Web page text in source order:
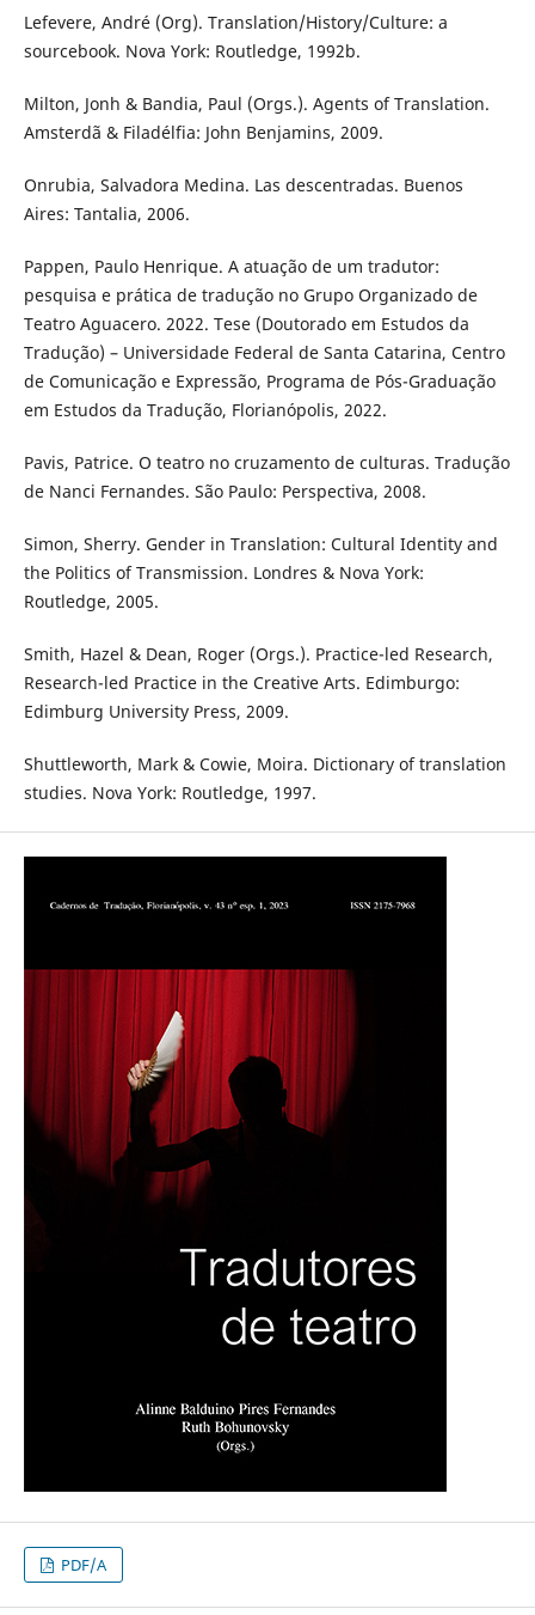
Lefevere, André (Org). Translation/History/Culture: a
sourcebook. Nova York: Routledge, 1992b.
Milton, Jonh & Bandia, Paul (Orgs.). Agents of Translation.
Amsterdã & Filadélfia: John Benjamins, 2009.
Onrubia, Salvadora Medina. Las descentradas. Buenos
Aires: Tantalia, 2006.
Pappen, Paulo Henrique. A atuação de um tradutor:
pesquisa e prática de tradução no Grupo Organizado de
Teatro Aguacero. 2022. Tese (Doutorado em Estudos da
Tradução) – Universidade Federal de Santa Catarina, Centro
de Comunicação e Expressão, Programa de Pós-Graduação
em Estudos da Tradução, Florianópolis, 2022.
Pavis, Patrice. O teatro no cruzamento de culturas. Tradução
de Nanci Fernandes. São Paulo: Perspectiva, 2008.
Simon, Sherry. Gender in Translation: Cultural Identity and
the Politics of Transmission. Londres & Nova York:
Routledge, 2005.
Smith, Hazel & Dean, Roger (Orgs.). Practice-led Research,
Research-led Practice in the Creative Arts. Edimburgo:
Edimburg University Press, 2009.
Shuttleworth, Mark & Cowie, Moira. Dictionary of translation
studies. Nova York: Routledge, 1997.
PDF/A